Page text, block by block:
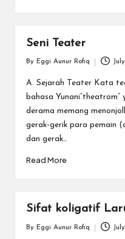
Seni Teater
by
By Eggi Aunur Rofiq
A. Sejarah Teater Kata
bahasa
derama memang
gerak-gerik para pemain
dan gerak…
Read More
Sifat koligatif
By Eggi Aunur Rofiq